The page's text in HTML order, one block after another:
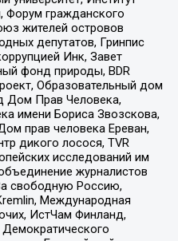
Форум гражданского
жителей островов
депутатов, Гринпис
Инк, Завет
фонд природы, BDR
Образовательный дом
Дом Прав Человека,
имени Бориса Звозскова,
прав человека Ереван,
дикого лосося, TVR
исследований им
журналистов
свободную Россию,
Международная
ИстЧам Финланд,